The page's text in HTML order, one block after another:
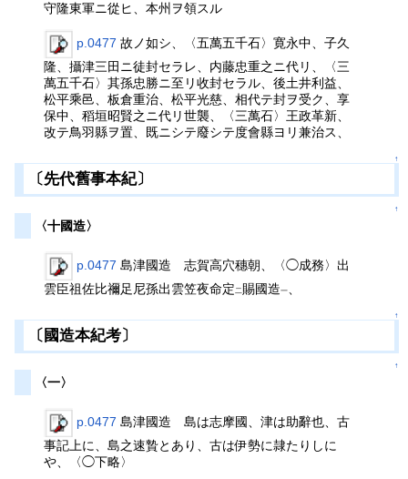
守隆東軍ニ從ヒ、本州ヲ領スル
p.0477 故ノ如シ、〈五萬五千石〉寛永中、子久
隆、攝津三田ニ徒封セラレ、内藤忠重之ニ代リ、〈三
萬五千石〉其孫忠勝ニ至リ收封セラル、後土井利益、
松平乘邑、板倉重治、松平光慈、相代テ封ヲ受ク、享
保中、稻垣昭賢之ニ代リ世襲、〈三萬石〉王政革新、
改テ鳥羽縣ヲ置、既ニシテ廢シテ度會縣ヨリ兼治ス、
↑
〔先代舊事本紀〕
↑
〈十國造〉
p.0477 島津國造 志賀高穴穗朝、〈◯成務〉出
雲臣祖佐比禰足尼孫出雲笠夜命定二賜國造一、
↑
〔國造本紀考〕
↑
〈一〉
p.0477 島津國造 島は志摩國、津は助辭也、古
事記上に、島之速贄とあり、古は伊勢に隷たりしに
や、〈◯下略〉